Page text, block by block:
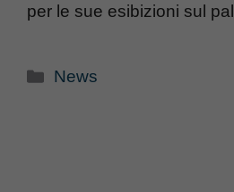
per le sue esibizioni sul
Categorie
News